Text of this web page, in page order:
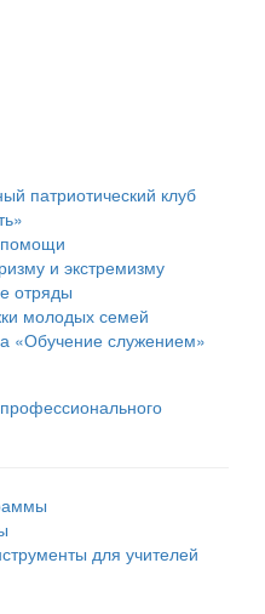
патриотический клуб
помощи
и экстремизму
отряды
молодых семей
«Обучение служением»
для учителей